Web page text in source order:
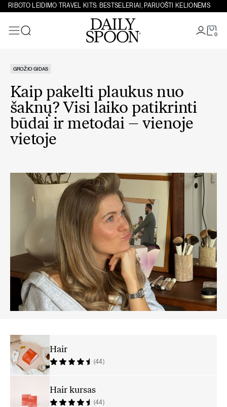
Eiti prie turinio
RIBOTO LEIDIMO TRAVEL KITS: BESTSELERIAI, PARUOŠTI KELIONĖMS
0
GROŽIO GIDAS
Kaip pakelti plaukus nuo
šaknų? Visi laiko patikrinti
būdai ir metodai – vienoje
vietoje
Hair
(44)
Hair kursas
(44)